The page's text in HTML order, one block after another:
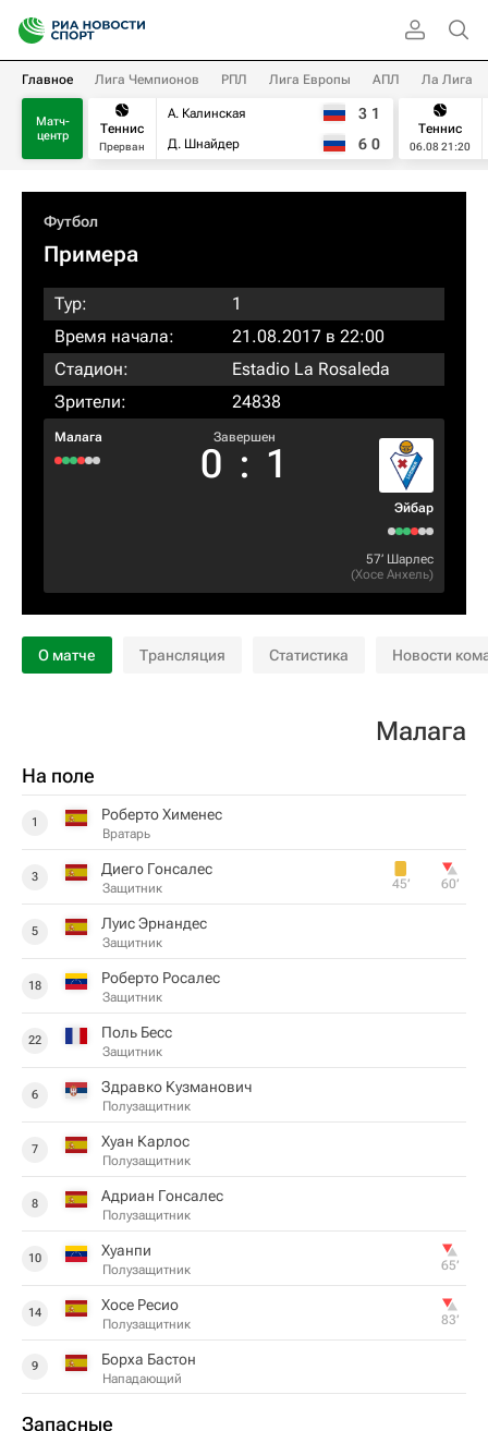
Главное Лига Чемпионов РПЛ Лига Европы АПЛ Ла Лига
Матч-
центр
Теннис
Прерван
А. Калинская
Д. Шнайдер
3 1
6 0
Теннис
06.08 21:20
Футбол
Примера
Тур:
1
Время начала:
21.08.2017 в 22:00
Стадион:
Estadio La Rosaleda
Зрители:
24838
Малага Завершен
0 : 1
Эйбар
57‎’‎ Шарлес
(Хосе Анхель)
О матче Трансляция Статистика Новости
Малага
На поле
1 Роберто Хименес
Вратарь
3 Диего Гонсалес
Защитник 45‎’‎ 60‎’‎
5 Луис Эрнандес
Защитник
18 Роберто Росалес
Защитник
22 Поль Бесс
Защитник
6 Здравко Кузманович
Полузащитник
7 Хуан Карлос
Полузащитник
8 Адриан Гонсалес
Полузащитник
10 Хуанпи
Полузащитник 65‎’‎
14 Хосе Ресио
Полузащитник 83‎’‎
9 Борха Бастон
Нападающий
Запасные